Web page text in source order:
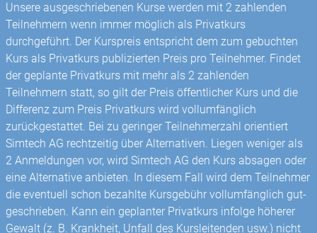
Unsere ausgeschriebenen Kurse werden mit 2 zahlenden
Teilnehmern wenn immer möglich als Privatkurs
durchgeführt. Der Kurspreis entspricht dem zum gebuchten
Kurs als Privatkurs publizierten Preis pro Teilnehmer. Findet
der geplante Privatkurs mit mehr als 2 zahlenden
Teilnehmern statt, so gilt der Preis öffentlicher Kurs und die
Differenz zum Preis Privatkurs wird vollumfänglich
zurückgestattet. Bei zu geringer Teilnehmerzahl orientiert
Simtech AG rechtzeitig über Alternativen. Liegen weniger als
2 Anmeldungen vor, wird Simtech AG den Kurs absagen oder
eine Alternative anbieten. In diesem Fall wird dem Teilnehmer
die eventuell schon bezahlte Kursgebühr vollumfänglich gut­
geschrieben. Kann ein geplanter Privatkurs infolge höherer
Gewalt (z. B. Krankheit, Unfall des Kursleitenden usw.) nicht